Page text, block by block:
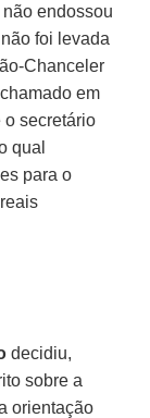
endossou
foi levada
Chanceler
em
o secretário
qual
para o
decidiu,
sobre a
orientação